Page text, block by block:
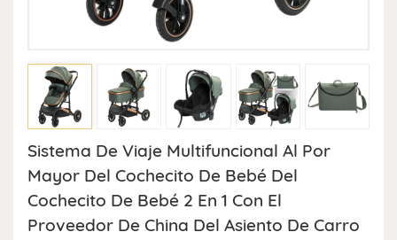
Sistema De Viaje Multifuncional Al Por
Mayor Del Cochecito De Bebé Del
Cochecito De Bebé 2 En 1 Con El
Proveedor De China Del Asiento De Carro